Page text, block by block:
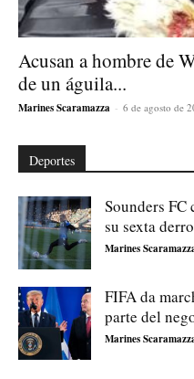
Acusan a hombre de
de un águila...
Marines Scaramazza - 6 de agosto de
Deportes
Sounders FC
su sexta
Marines
FIFA da
parte del
Marines